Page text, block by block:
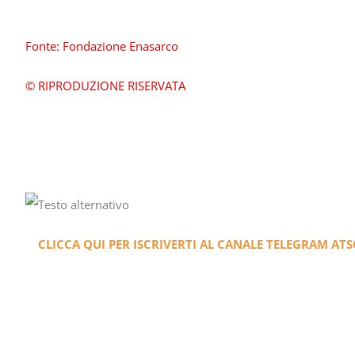
Fonte: Fondazione Enasarco
© RIPRODUZIONE RISERVATA
CLICCA QUI PER ISCRIVERTI AL CANALE TELEGRAM